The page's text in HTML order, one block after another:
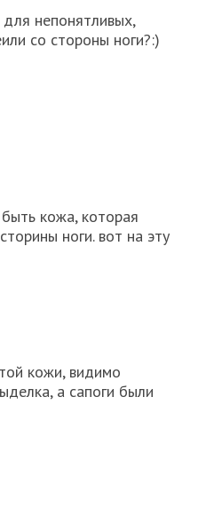
непонятливых,
со стороны ноги?:)
кожа, которая
ноги. вот на эту
кожи, видимо
а сапоги были